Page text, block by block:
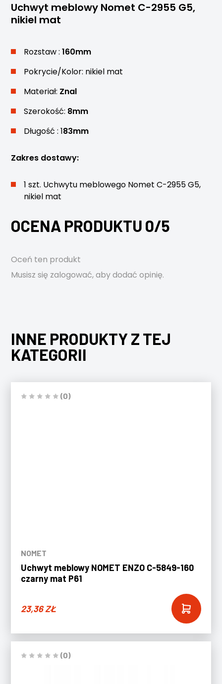
Uchwyt meblowy Nomet C-2955 G5,
nikiel mat
Rozstaw :160mm
Pokrycie/Kolor: nikiel mat
Materiał: Znal
Szerokość: 8mm
Długość : 183mm
Zakres dostawy:
1 szt. Uchwytu meblowego Nomet C-2955 G5,
nikiel mat
OCENA PRODUKTU 0/5
Oceń ten produkt
Musisz się zalogować, aby dodać opinię.
INNE PRODUKTY Z TEJ
KATEGORII
(0)
NOMET
Uchwyt meblowy NOMET ENZO C-5849-160
czarny mat P61
23,36ZŁ
(0)